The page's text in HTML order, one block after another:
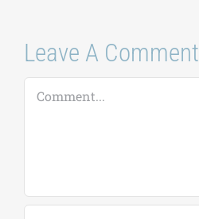
Leave A Comment
Comment